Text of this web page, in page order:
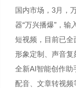
国内市场，3月，
器“万兴播爆”，输
短视频，目前已全
形象定制、声音
全新AI智能创作助
配音、文章转视频